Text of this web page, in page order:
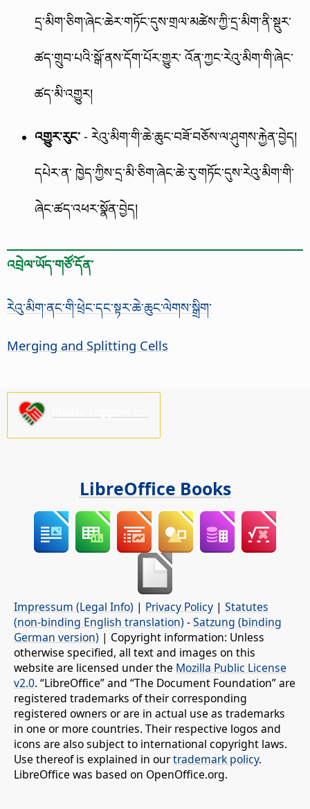
དྲ་མིག་ཅིག་ཞེང་ཆེར་གཏོང་དུས་གྲལ་མཚེས་ཀྱི་དྲ་མིག་ནི་སྡུར་
ཚད་གྲུབ་པའི་སྒོ་ནས་དོག་པོར་གྱུར་ འོན་ཀྱང་རེའུ་མིག་གི་ཞེང་
ཚད་མི་འགྱུར།
འགྱུར་རུང་ - རེའུ་མིག་གི་ཆེ་ཆུང་བཟོ་བཅོས་ལ་ཤུགས་རྐྱེན་བྱེད།
དཔེར་ན་ ཁྱེད་ཀྱིས་དྲ་མི་ཅིག་ཞེང་ཆེ་རུ་གཏོང་དུས་རེའུ་མིག་གི་
ཞེང་ཚད་འཕར་སྣོན་བྱེད།
འབྲེལ་ཡོད་གཙོ་དོན་
རེའུ་མིག་ནང་གི་ཕྲེང་དང་སྟར་ཆེ་ཆུང་ལེགས་སྒྲིག་
Merging and Splitting Cells
LibreOffice Books
Impressum (Legal Info) | Privacy Policy | Statutes
(non-binding English translation) -Satzung (binding
German version) | Copyright information: Unless
otherwise specified, all text and images on this
website are licensed under the Mozilla Public License
v2.0. “LibreOffice” and “The Document Foundation” are
registered trademarks of their corresponding
registered owners or are in actual use as trademarks
in one or more countries. Their respective logos and
icons are also subject to international copyright laws.
Use thereof is explained in ourtrademark policy.
LibreOffice was based on OpenOffice.org.